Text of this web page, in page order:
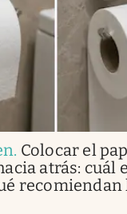
. Colocar el
atrás: cuál
recomiendan